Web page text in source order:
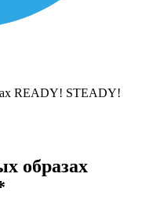
READY! STEADY!
образах